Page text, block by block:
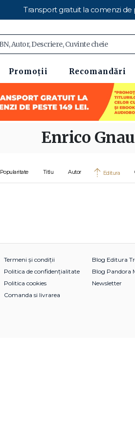
Transport gratuit la comenzi de
Promoții Recomandări
Enrico
Popularitate Titlu Autor Editura
Termeni și condiții
Politica de confidențialitate
Politica cookies
Comanda si livrarea
Blog Editura
Blog Pandora
Newsletter